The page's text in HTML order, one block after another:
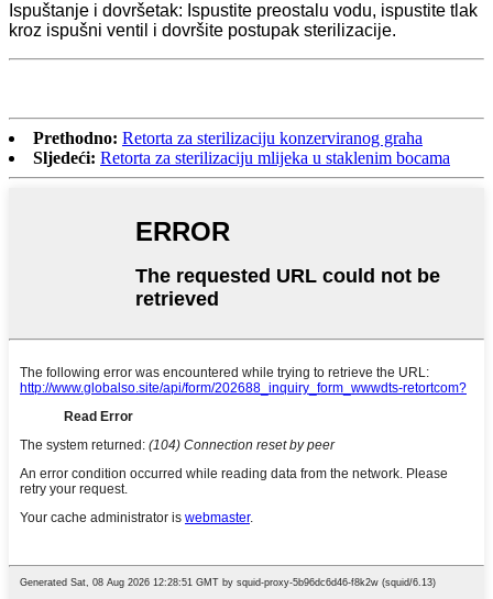
Ispuštanje i dovršetak: Ispustite preostalu vodu, ispustite tlak
kroz ispušni ventil i dovršite postupak sterilizacije.
Prethodno: Retorta za sterilizaciju konzerviranog graha
Sljedeći: Retorta za sterilizaciju mlijeka u staklenim bocama